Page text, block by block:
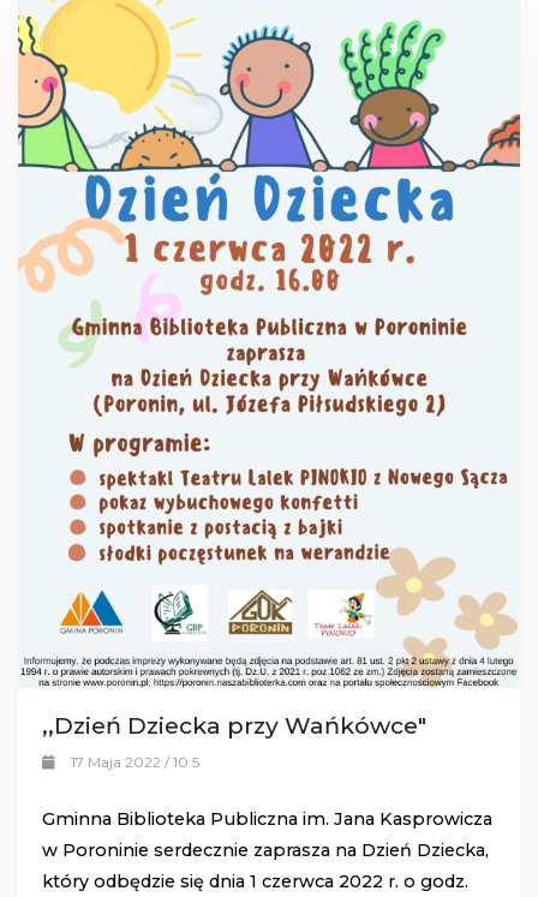
,,Dzień Dziecka przy Wańkówce"
17 Maja 2022 / 10:5
Gminna Biblioteka Publiczna im. Jana Kasprowicza
w Poroninie serdecznie zaprasza na Dzień Dziecka,
który odbędzie się dnia 1 czerwca 2022 r. o godz.